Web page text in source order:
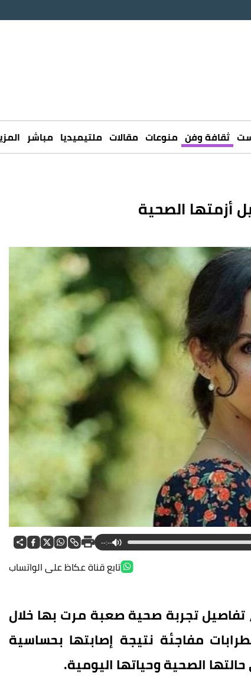
ثقافة وفن منوعات مقالات ملتيميديا مباشر
أزمتها الصحية
--:--
تابع قناة عكاظ على الواتساب
تفاصيل تجربة صحية صعبة مرت بها خلال
مفاجئة نتيجة إصابتها بحساسية
الصحية وحياتها اليومية.